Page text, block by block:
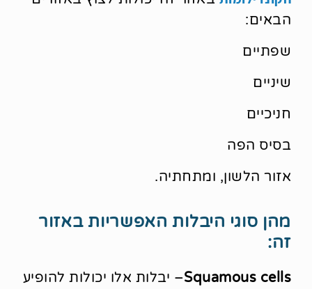
הבאים:
שפתיים
שיניים
חניכיים
בסיס הפה
אזור הלשון, ומתחתיה.
מהן סוגי היבלות האפשריות באזור
זה:
Squamous cells– יבלות אלו יכולות להופיע